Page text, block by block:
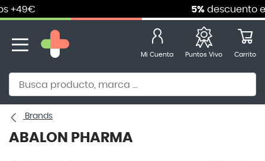
5%descuento en
contenido
Alternative to Doofinder Ecommerce Search
Mi Cuenta Puntos Vivo Carrito
Brands
ABALON PHARMA